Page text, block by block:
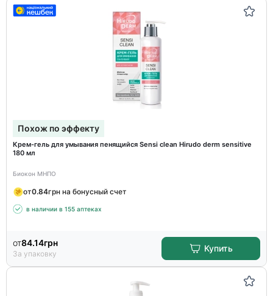
Похож по эффекту
Крем-гель для умывания пенящийся Sensi clean Hirudo derm sensitive
180 мл
Биокон МНПО
от0.84грн на бонусный счет
в наличии в 155 аптеках
от84.14грн
За упаковку
Купить